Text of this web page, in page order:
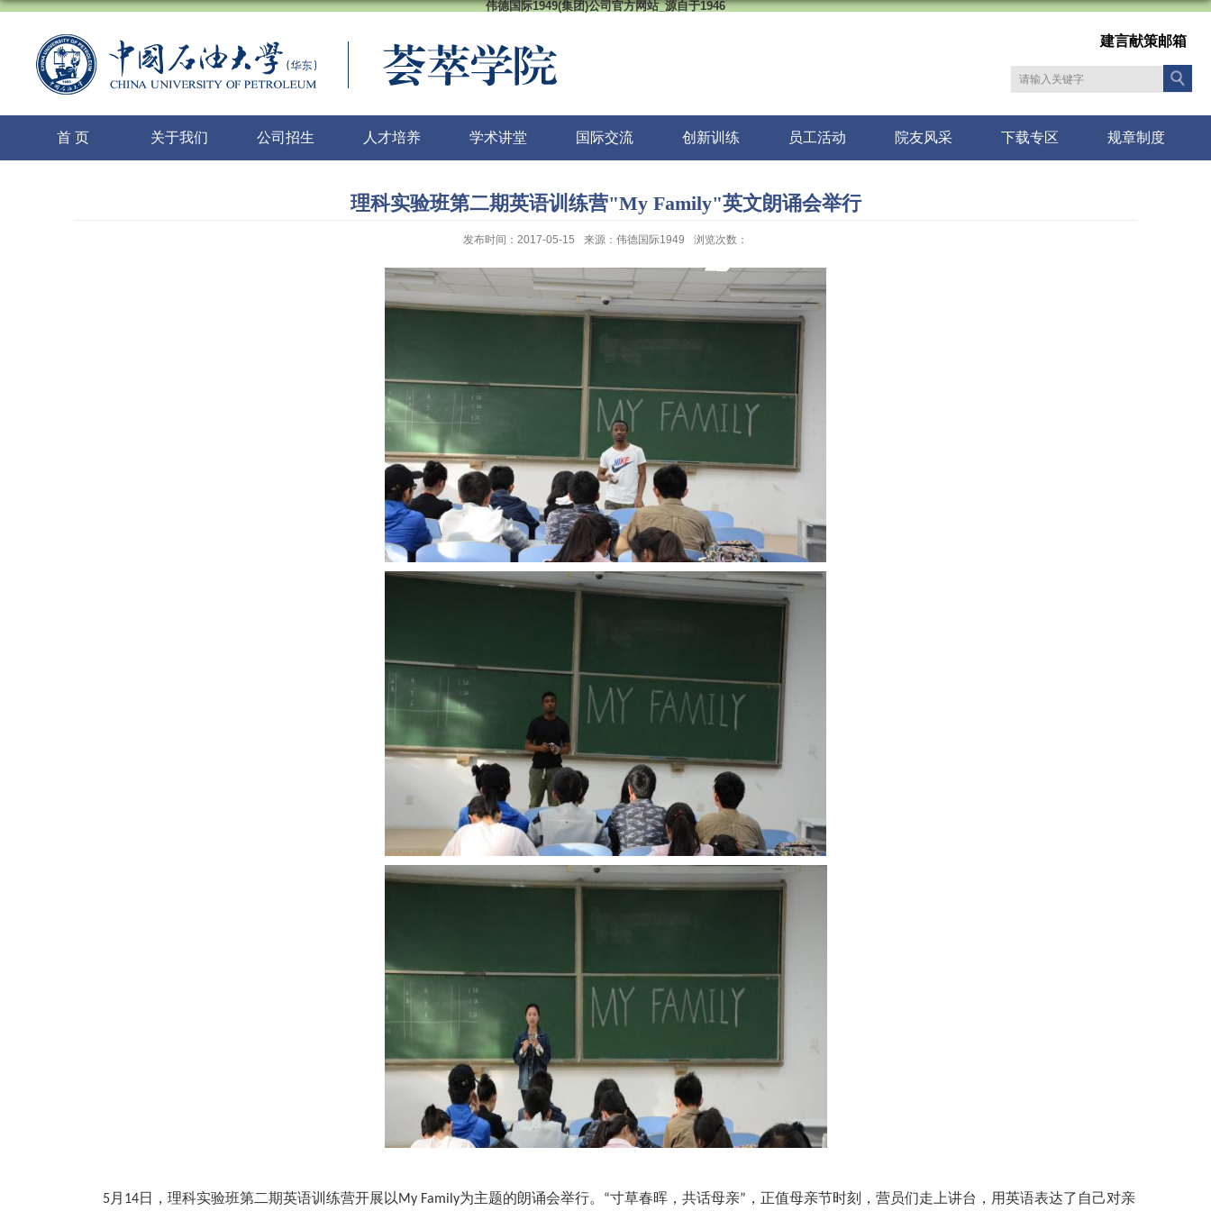
伟德国际1949(集团)公司官方网站_源自于1946
建言献策邮箱
首 页 关于我们 公司招生 人才培养 学术讲堂 国际交流 创新训练 员工活动 院友风采 下载专区 规章制度
理科实验班第二期英语训练营"My Family"英文朗诵会举行
发布时间：2017-05-15 来源：伟德国际1949 浏览次数：
5月 14日，理科实验班第二期英语训练营开展以 My Family为主题的朗诵会举行。 “寸草春晖，共话母亲” ，正值母亲节时刻，营员们走上讲台，用英语表达了自己对亲